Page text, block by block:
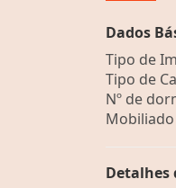
Dados
Tipo de
Tipo de
Nº de
Mobiliado
Detalhes